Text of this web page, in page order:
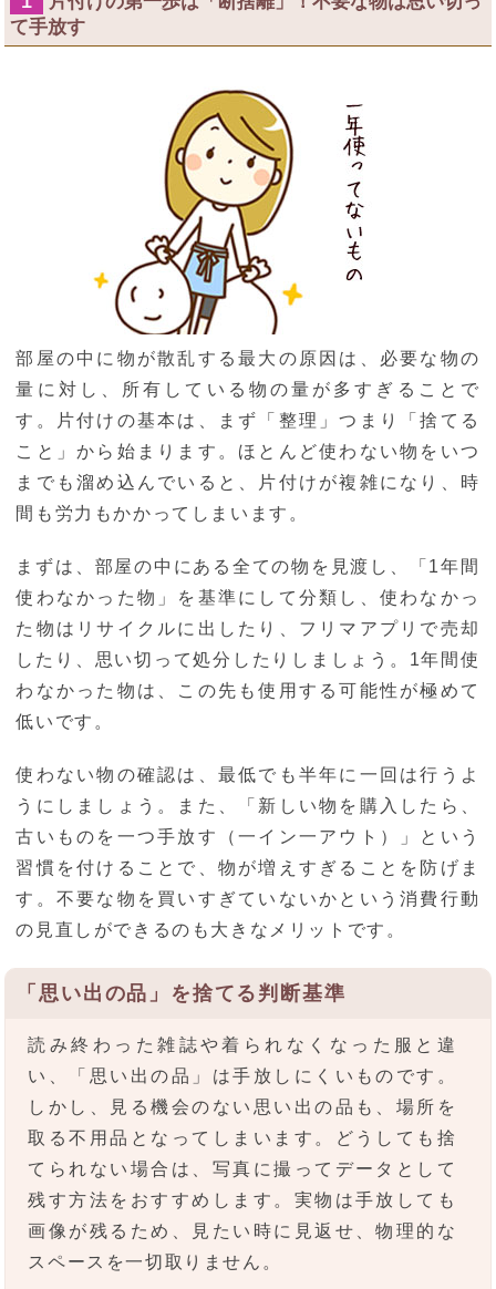
て手放す
部屋の中に物が散乱する最大の原因は、必要な物の
量に対し、所有している物の量が多すぎることで
す。片付けの基本は、まず「整理」つまり「捨てる
こと」から始まります。ほとんど使わない物をいつ
までも溜め込んでいると、片付けが複雑になり、時
間も労力もかかってしまいます。
まずは、部屋の中にある全ての物を見渡し、「1年間
使わなかった物」を基準にして分類し、使わなかっ
た物はリサイクルに出したり、フリマアプリで売却
したり、思い切って処分したりしましょう。1年間使
わなかった物は、この先も使用する可能性が極めて
低いです。
使わない物の確認は、最低でも半年に一回は行うよ
うにしましょう。また、「新しい物を購入したら、
古いものを一つ手放す（一イン一アウト）」という
習慣を付けることで、物が増えすぎることを防げま
す。不要な物を買いすぎていないかという消費行動
の見直しができるのも大きなメリットです。
「思い出の品」を捨てる判断基準
読み終わった雑誌や着られなくなった服と違
い、「思い出の品」は手放しにくいものです。
しかし、見る機会のない思い出の品も、場所を
取る不用品となってしまいます。どうしても捨
てられない場合は、写真に撮ってデータとして
残す方法をおすすめします。実物は手放しても
画像が残るため、見たい時に見返せ、物理的な
スペースを一切取りません。